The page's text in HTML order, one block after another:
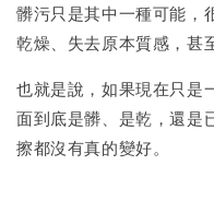
髒污只是其中一種可能，
乾燥、失去原本質感，甚
也就是說，如果現在只是
面到底是髒、是乾，還是
擦都沒有真的變好。